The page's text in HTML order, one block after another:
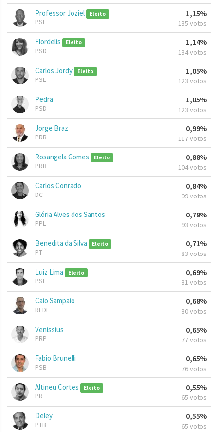
Professor Joziel Eleito
PSL
1,15%
135 votos
Flordelis Eleito
PSD
1,14%
134 votos
Carlos Jordy Eleito
PSL
1,05%
123 votos
Pedra
PSD
1,05%
123 votos
Jorge Braz
PRB
0,99%
117 votos
Rosangela Gomes Eleito
PRB
0,88%
104 votos
Carlos Conrado
DC
0,84%
99 votos
Glória Alves dos Santos
PPL
0,79%
93 votos
Benedita da Silva Eleito
PT
0,71%
83 votos
Luiz Lima Eleito
PSL
0,69%
81 votos
Caio Sampaio
REDE
0,68%
80 votos
Venissius
PRP
0,65%
77 votos
Fabio Brunelli
PSB
0,65%
76 votos
Altineu Cortes Eleito
PR
0,55%
65 votos
Deley
PTB
0,55%
65 votos